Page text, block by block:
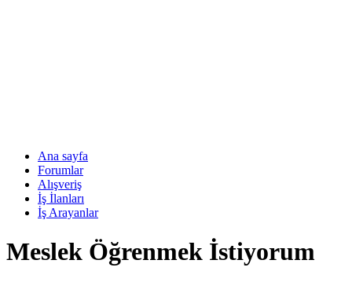
Ana sayfa
Forumlar
Alışveriş
İş İlanları
İş Arayanlar
Meslek Öğrenmek İstiyorum